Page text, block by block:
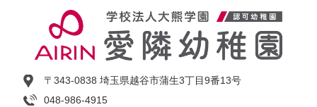
〒343-0838 埼玉県越谷市蒲生3丁目9番13号
048-986-4915